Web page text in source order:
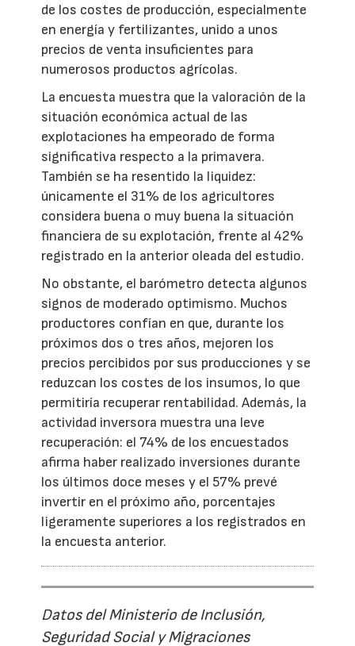
de los costes de producción, especialmente
en energía y fertilizantes, unido a unos
precios de venta insuficientes para
numerosos productos agrícolas.
La encuesta muestra que la valoración de la
situación económica actual de las
explotaciones ha empeorado de forma
significativa respecto a la primavera.
También se ha resentido la liquidez:
únicamente el 31% de los agricultores
considera buena o muy buena la situación
financiera de su explotación, frente al 42%
registrado en la anterior oleada del estudio.
No obstante, el barómetro detecta algunos
signos de moderado optimismo. Muchos
productores confían en que, durante los
próximos dos o tres años, mejoren los
precios percibidos por sus producciones y se
reduzcan los costes de los insumos, lo que
permitiría recuperar rentabilidad. Además, la
actividad inversora muestra una leve
recuperación: el 74% de los encuestados
afirma haber realizado inversiones durante
los últimos doce meses y el 57% prevé
invertir en el próximo año, porcentajes
ligeramente superiores a los registrados en
la encuesta anterior.
Datos del Ministerio de Inclusión,
Seguridad Social y Migraciones